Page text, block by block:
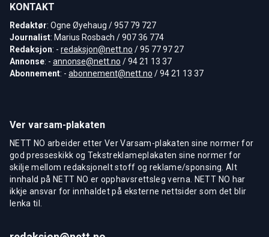
KONTAKT
Redaktør: Ogne Øyehaug / 957 79 727
Journalist: Marius Rosbach / 907 36 774
Redaksjon: - redaksjon@nett.no / 95 77 97 27
Annonse: - annonse@nett.no / 94 21 13 37
Abonnement: - abonnement@nett.no / 94 21 13 37
Ver varsam-plakaten
NETT NO arbeider etter Ver Varsam-plakaten sine normer for
god presseskikk og Tekstreklameplakaten sine normer for
skilje mellom redaksjonelt stoff og reklame/sponsing. Alt
innhald på NETT NO er opphavsrettsleg verna. NETT NO har
ikkje ansvar for innhaldet på eksterne nettsider som det blir
lenka til.